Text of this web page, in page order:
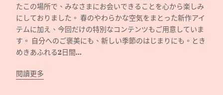
たこの場所で、みなさまにお会いできることを心から楽しみ
にしておりました。 春のやわらかな空気をまとった新作アイ
テムに加え、今回だけの特別なコンテンツもご用意していま
す。 自分へのご褒美にも、新しい季節のはじまりにも。とき
めきあふれる2日間...
閱讀更多